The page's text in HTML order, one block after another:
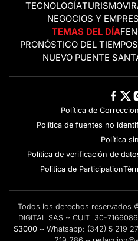
TECNOLOGÍATURISMO
NEGOCIOS Y
TEMAS DEL DÍA
PRONÓSTICO DEL TIEMPO
NUEVO PUENTE
Política de
Política de fuentes no
Política
Política de verificación de
Politica de Participation
Todos los derechos reservados
DIGITAL SAS ~ CUIT 30-
S3000 ~ Whatsapp: (342) 5 219